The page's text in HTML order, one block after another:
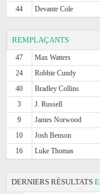
44
Devante Cole
REMPLAÇANTS
47 Max Watters
24
Robbie Cundy
40
Bradley Collins
3
J. Russell
9
James Norwood
10
Josh Benson
16
Luke Thomas
DERNIERS RÉSULTATS